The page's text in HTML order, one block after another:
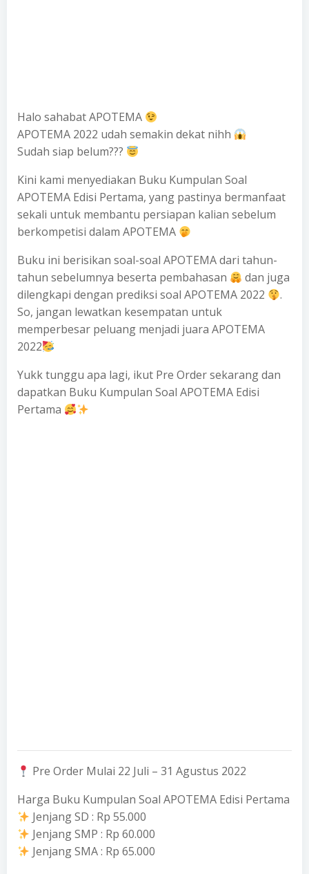
Halo sahabat APOTEMA
APOTEMA 2022 udah semakin dekat nihh
Sudah siap belum???
Kini kami menyediakan Buku Kumpulan Soal
APOTEMA Edisi Pertama, yang pastinya bermanfaat
sekali untuk membantu persiapan kalian sebelum
berkompetisi dalam APOTEMA
Buku ini berisikan soal-soal APOTEMA dari tahun-
tahun sebelumnya beserta pembahasan
dan juga
dilengkapi dengan prediksi soal APOTEMA 2022
.
So, jangan lewatkan kesempatan untuk
memperbesar peluang menjadi juara APOTEMA
2022
Yukk tunggu apa lagi, ikut Pre Order sekarang dan
dapatkan Buku Kumpulan Soal APOTEMA Edisi
Pertama
Pre Order Mulai 22 Juli – 31 Agustus 2022
Harga Buku Kumpulan Soal APOTEMA Edisi Pertama
Jenjang SD : Rp 55.000
Jenjang SMP : Rp 60.000
Jenjang SMA : Rp 65.000